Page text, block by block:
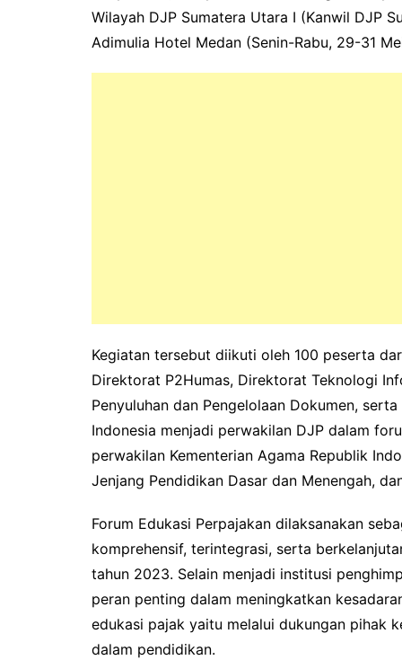
Wilayah DJP Sumatera Utara I (Kanwil DJP
Adimulia Hotel Medan (Senin-Rabu, 29-31
Kegiatan tersebut diikuti oleh 100 peserta
Direktorat P2Humas, Direktorat Teknologi
Penyuluhan dan Pengelolaan Dokumen,
Indonesia menjadi perwakilan DJP dalam
perwakilan Kementerian Agama Republik
Jenjang Pendidikan Dasar dan Menengah,
Forum Edukasi Perpajakan dilaksanakan
komprehensif, terintegrasi, serta
tahun 2023. Selain menjadi institusi
peran penting dalam meningkatkan
edukasi pajak yaitu melalui dukungan pihak
dalam pendidikan.